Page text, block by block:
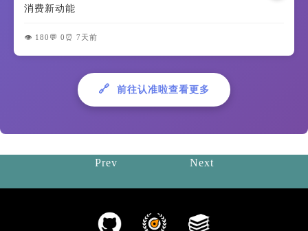
消费新动能
👁️ 180 💬 0 ⏰ 7天前
🔗 前往认准啦查看更多
Prev Next